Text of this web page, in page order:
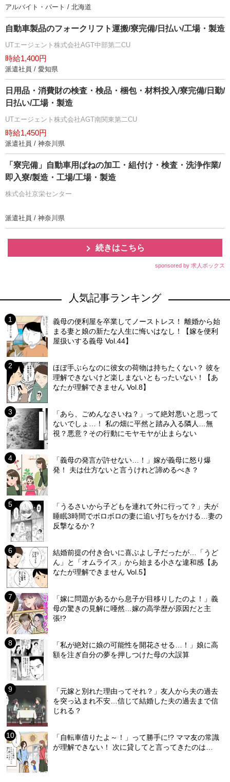
アルバイト・パート / 北海道
自動車製品のフォークリフト運搬/寮完備/日払い/工場・製造
UTエージェント株式会社AGT中部第二CU
時給1,400円
派遣社員 / 愛知県
日用品・消費財の検査・検品・梱包・材料投入/寮完備/日勤/
日払い/工場・製造
UTエージェント株式会社AGT南関東第二CU
時給1,450円
派遣社員 / 神奈川県
「寮完備」自動車用ばねの加工・組付け・検査・洗浄作業/
即入寮/製造・工場/工場・製造
株式会社京栄センター
派遣社員 / 神奈川県
続きはこちら
sponsored by 求人ボックス
人気記事ランキング
義母の便利屋を卒業してノーストレス！ 離婚から始
まる妻と娘の新たな人生に悔いはなし！【嫁を便利
屋扱いする義母 Vol.44】
ほぼ手ぶらなのに彼女の荷物は持ちたくない？ 彼を
理解できないけど楽しまないともったいない！【あ
なたが理解できません Vol.8】
「あら、ごめんなさいね？」って絶対悪いと思って
ないでしょ…！ 私の畑に平然と踏み入る隣人…無
視？悪意？その行動にモヤモヤが止まらない
「義母の発言が許せない…！」嫁が義母に怒り爆
発！ 夫は仕方ないと言うけれど諦めるべき？
「うるさいから子どもを連れて外に行って？」夫が
睡眠3時間でボロボロの妻に追い打ちをかける…妻の
反撃なるか？
結婚前提の付き合いに喜ぶよし子だったが…「うど
ん」と「オムライス」から始まる小さな違和感【あ
なたが理解できません Vol.5】
「嫁に問題があるから息子が目移りしたのよ！」義
母の驚きの見解に唖然…嫁の高学歴が原因だと主
張!?
「私が絶対に娘の可能性を開花させる…！」娘に高
額を注ぎ自分の夢を押しつけた母の大誤算
「元嫁と別れた理由ってそれ？」友人から夫の過去
を突っ込まれ不安…信じて結婚した夫の過去まで信
じれる？
「自転車借りたよ～！」って勝手に!? ママ友の常識
が理解できない！ 次に貸してと言ってきたのは…